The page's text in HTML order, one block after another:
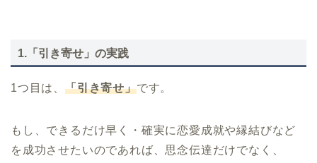
1.「引き寄せ」の実践
1つ目は、 「引き寄せ」です。
もし、できるだけ早く・確実に恋愛成就や縁結びなど
を成功させたいのであれば、思念伝達だけでなく、